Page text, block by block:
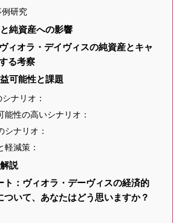
例研究
純資産への影響
ィオラ・デイヴィスの純資産とキャ
る考察
可能性と課題
ナリオ：
能性の高いシナリオ：
シナリオ：
軽減策：
説
ト：ヴィオラ・デーヴィスの経済的
ついて、あなたはどう思いますか？